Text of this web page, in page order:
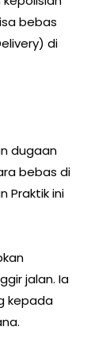
bebas
di
dugaan
bebas di
Praktik ini
jalan. Ia
kepada